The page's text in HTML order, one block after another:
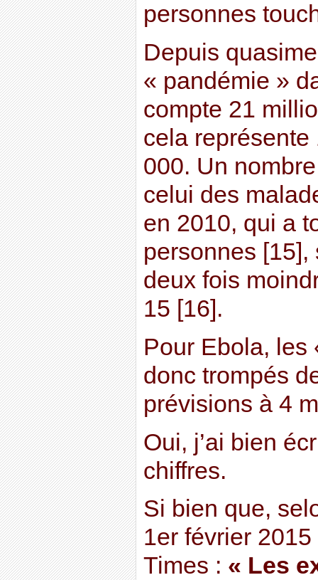
personnes
Depuis
« pandémie »
compte 21
cela
000. Un
celui des
en 2010, qui a
personnes
deux fois
15 [16].
Pour Ebola, les
donc trompés
prévisions à 4
Oui, j’ai bien
chiffres.
Si bien que,
1er février
Times : « Les